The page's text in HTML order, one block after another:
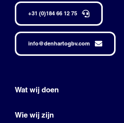
+31 (0)184 66 12 75
info@denhartogbv.com
Wat wij doen
Wie wij zijn